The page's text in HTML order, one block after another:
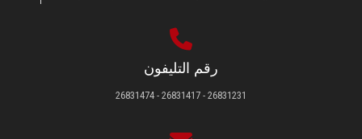
رقم التليفون
26831231 - 26831417 - 26831474